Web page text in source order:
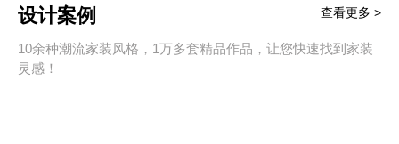
设计案例
10余种潮流家装风格，1万多套精品作品，让您快速找到家装
灵感！
查看更多 >